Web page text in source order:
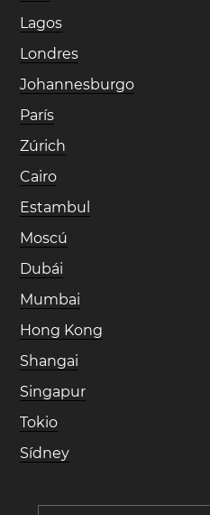
Lagos
Londres
Johannesburgo
París
Zúrich
Cairo
Estambul
Moscú
Dubái
Mumbai
Hong Kong
Shangai
Singapur
Tokio
Sídney